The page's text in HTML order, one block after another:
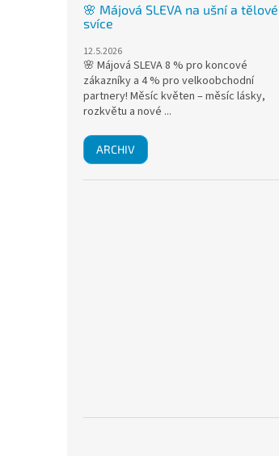
🌸 Májová SLEVA na ušní a tělové
svíce
12.5.2026
🌸 Májová SLEVA 8 % pro koncové
zákazníky a 4 % pro velkoobchodní
partnery! Měsíc květen – měsíc lásky,
rozkvětu a nové ...
ARCHIV